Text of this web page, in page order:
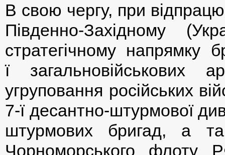
В свою чергу, при
Південно-Західному
стратегічному напрямку
ї
угруповання російських
7-ї десантно-штурмової
штурмових бригад, а
Чорноморського флоту